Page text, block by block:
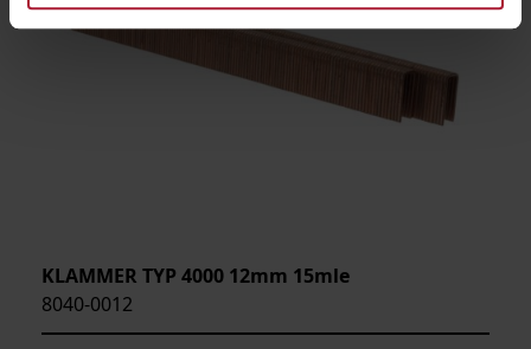
KLAMMER TYP 4000 12mm 15mle
8040-0012